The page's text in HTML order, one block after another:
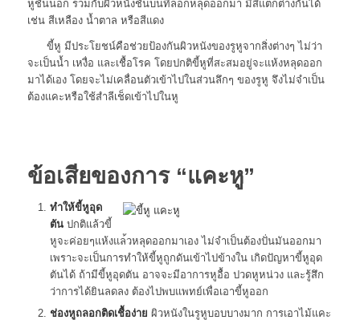
หูชั้นนอก รวมกับผิวหนังชั้นบนที่ลอกหลุดออกมา มีสีแตกต่างกันได้
เช่น สีเหลือง น้ำตาล หรือสีแดง
ขี้หู มีประโยชน์คือช่วยป้องกันผิวหนังของรูหูจากสิ่งต่างๆ ไม่ว่า
จะเป็นน้ำ เหงื่อ และเชื้อโรค โดยปกติขี้หูที่สะสมอยู่จะแห้งหลุดออก
มาได้เอง โดยจะไม่เคลื่อนตัวเข้าไปในส่วนลึกๆ ของรูหู จึงไม่จำเป็น
ต้องแคะหรือใช้สำลีเช็ดเข้าไปในหู
ข้อเสียของการ “แคะหู”
ทำให้ขี้หูอุด
ตันปกติแล้วขี้
หูจะค่อยๆแห้งแล้วหลุดออกมาเอง ไม่จำเป็นต้องปั่นมันออกมา
เพราะจะเป็นการทำให้ขี้หูถูกดันเข้าไปข้างใน เกิดปัญหาขี้หูอุด
ตันได้ ถ้ามีขี้หูอุดตัน อาจจะมีอาการหูอื้อ ปวดหูหน่วง และรู้สึก
ว่าการได้ยินลดลง ต้องไปพบแพทย์เพื่อเอาขี้หูออก
ช่องหูถลอกติดเชื้อง่าย ผิวหนังในรูหูบอบบางมาก การเอาไม้แคะ